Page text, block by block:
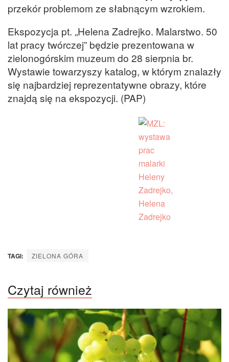
przekór problemom ze słabnącym wzrokiem.
Ekspozycja pt. „Helena Zadrejko. Malarstwo. 50
lat pracy twórczej” będzie prezentowana w
zielonogórskim muzeum do 28 sierpnia br.
Wystawie towarzyszy katalog, w którym znalazły
się najbardziej reprezentatywne obrazy, które
znajdą się na ekspozycji. (PAP)
TAGI: ZIELONA GÓRA
Czytaj również